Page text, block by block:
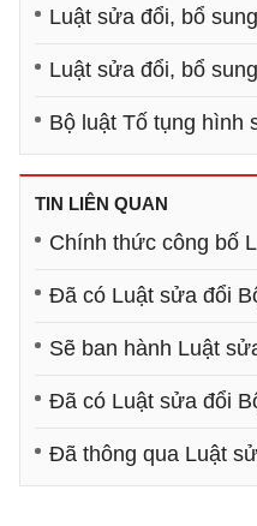
Luật sửa đổi, bổ
Luật sửa đổi, bổ
Bộ luật Tố tụng hình
TIN LIÊN QUAN
Chính thức công bố
Đã có Luật sửa đổi
Sẽ ban hành Luật
Đã có Luật sửa đổi
Đã thông qua Luật